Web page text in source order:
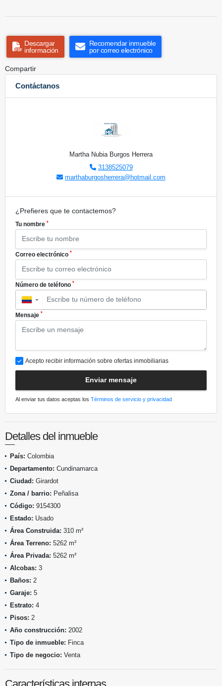
Descargar
información
Recomendar inmueble
por correo electrónico
Compartir
Contáctanos
Martha Nubia Burgos Herrera
3138525079
marthaburgosherrera@hotmail.com
¿Prefieres que te contactemos?
Tu nombre *
Correo electrónico *
Número de teléfono *
▼
Mensaje *
Acepto recibir información sobre ofertas inmobiliarias
Enviar mensaje
Al enviar tus datos aceptas los Términos de servicio y privacidad
Detalles del inmueble
País: Colombia
Departamento: Cundinamarca
Ciudad: Girardot
Zona / barrio: Peñalisa
Código: 9154300
Estado: Usado
Área Construida: 310 m²
Área Terreno: 5262 m²
Área Privada: 5262 m²
Alcobas: 3
Baños: 2
Garaje: 5
Estrato: 4
Pisos: 2
Año construcción: 2002
Tipo de inmueble: Finca
Tipo de negocio: Venta